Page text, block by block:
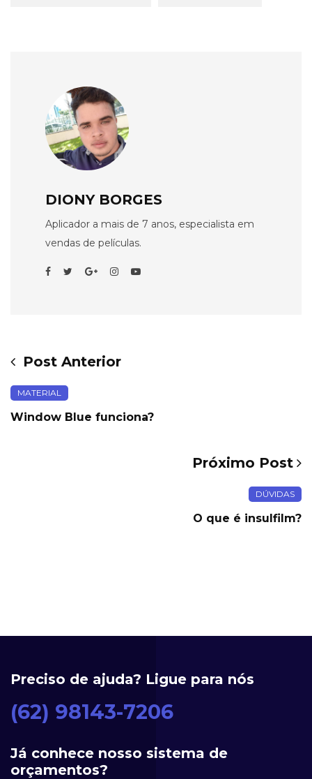
DIONY BORGES
Aplicador a mais de 7 anos, especialista em
vendas de películas.
Post Anterior
MATERIAL
Window Blue funciona?
Próximo Post
DÚVIDAS
O que é insulfilm?
Preciso de ajuda? Ligue para nós
(62) 98143-7206
Já conhece nosso sistema de
orçamentos?